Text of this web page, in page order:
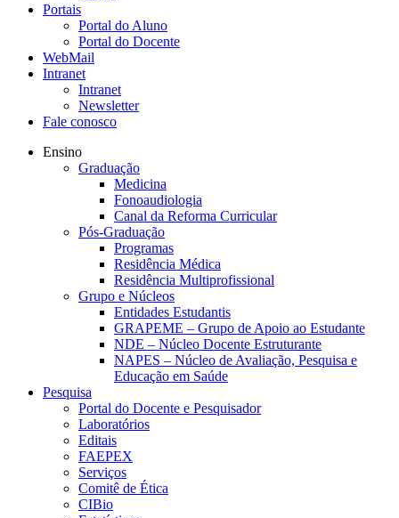
Portais
Portal do Aluno
Portal do Docente
WebMail
Intranet
Intranet
Newsletter
Fale conosco
Ensino
Graduação
Medicina
Fonoaudiologia
Canal da Reforma Curricular
Pós-Graduação
Programas
Residência Médica
Residência Multiprofissional
Grupo e Núcleos
Entidades Estudantis
GRAPEME – Grupo de Apoio ao Estudante
NDE – Núcleo Docente Estruturante
NAPES – Núcleo de Avaliação, Pesquisa e
Educação em Saúde
Pesquisa
Portal do Docente e Pesquisador
Laboratórios
Editais
FAEPEX
Serviços
Comitê de Ética
CIBio